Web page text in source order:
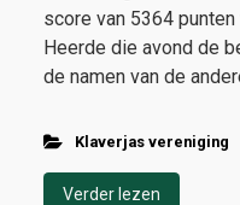
score van 5364
Heerde die avond de
de namen van de
Klaverjas vereniging
Verder lezen